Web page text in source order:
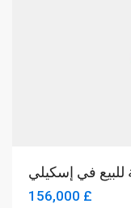
£ 156,000